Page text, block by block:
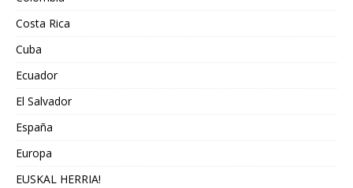
Costa Rica
Cuba
Ecuador
El Salvador
España
Europa
EUSKAL HERRIA!